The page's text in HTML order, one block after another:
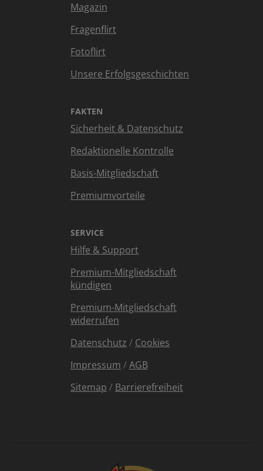
Magazin
Fragenflirt
Fotoflirt
Unsere Erfolgsgeschichten
FAKTEN
Sicherheit & Datenschutz
Redaktionelle Kontrolle
Basis-Mitgliedschaft
Premiumvorteile
SERVICE
Hilfe & Support
Premium-Mitgliedschaft
kündigen
Premium-Mitgliedschaft
widerrufen
Datenschutz / Cookies
Impressum /AGB
Sitemap / Barrierefreiheit